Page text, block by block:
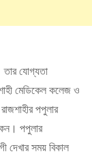
তার যোগ্যতা
মেডিকেল কলেজ ও
পপুলার
পপুলার
দেখার সময় বিকাল